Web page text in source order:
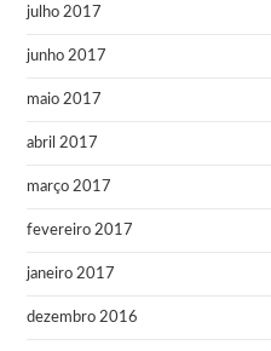
julho 2017
junho 2017
maio 2017
abril 2017
março 2017
fevereiro 2017
janeiro 2017
dezembro 2016